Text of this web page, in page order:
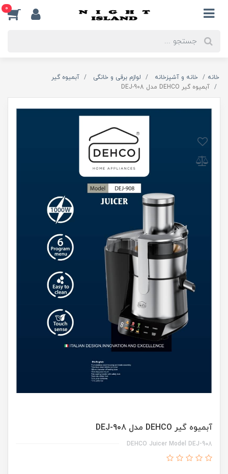
0
خانه خانه و آشپزخانه لوازم برقی و خانگی
آبمیوه گیر
آبمیوه گیر DEHCO مدل DEJ-908
آبمیوه گیر DEHCO مدل DEJ-908
DEHCO Juicer Model DEJ-908